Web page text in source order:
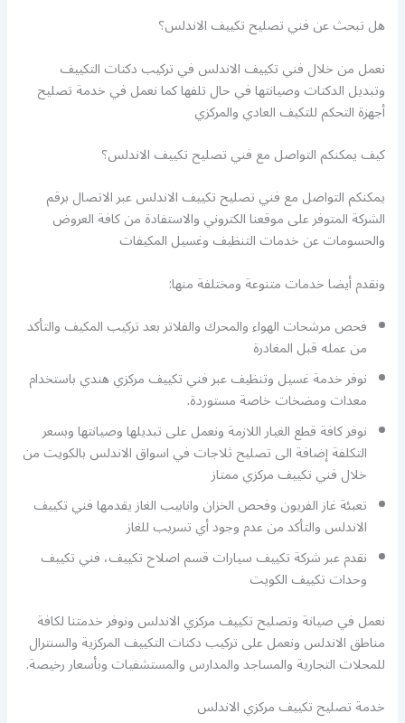
هل تبحث عن فني تصليح تكييف الاندلس؟
نعمل من خلال فني تكييف الاندلس في تركيب دكتات التكييف
وتبديل الدكتات وصيانتها في حال تلفها كما نعمل في خدمة تصليح
أجهزة التحكم للتكيف العادي والمركزي
كيف يمكنكم التواصل مع فني تصليح تكييف الاندلس؟
يمكنكم التواصل مع فني تصليح تكييف الاندلس عبر الاتصال برقم
الشركة المتوفر على موقعنا الكتروني والاستفادة من كافة العروض
والحسومات عن خدمات التنظيف وغسيل المكيفات
ونقدم أيضا خدمات متنوعة ومختلفة منها:
فحص مرشحات الهواء والمحرك والفلاتر بعد تركيب المكيف والتأكد
من عمله قبل المغادرة
نوفر خدمة غسيل وتنظيف عبر فني تكييف مركزي هندي باستخدام
معدات ومضخات خاصة مستوردة.
نوفر كافة قطع الغيار اللازمة ونعمل على تبديلها وصيانتها وبسعر
التكلفة إضافة الى تصليح ثلاجات في اسواق الاندلس بالكويت من
خلال فني تكييف مركزي ممتاز
تعبئة غاز الفريون وفحص الخزان وانابيب الغاز يقدمها فني تكييف
الاندلس والتأكد من عدم وجود أي تسريب للغاز
نقدم عبر شركة تكييف سيارات قسم اصلاح تكييف، فني تكييف
وحدات تكييف الكويت
نعمل في صيانة وتصليح تكييف مركزي الاندلس ونوفر خدمتنا لكافة
مناطق الاندلس ونعمل على تركيب دكتات التكييف المركزية والسنترال
للمحلات التجارية والمساجد والمدارس والمستشفيات وبأسعار رخيصة.
خدمة تصليح تكييف مركزي الاندلس